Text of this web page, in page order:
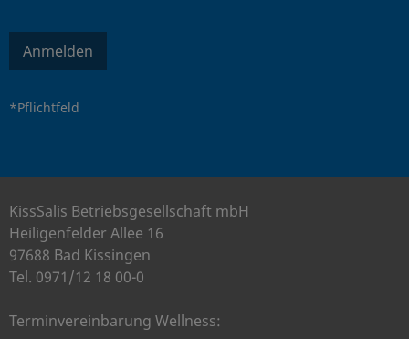
Anmelden
*Pflichtfeld
KissSalis Betriebsgesellschaft mbH
Heiligenfelder Allee 16
97688 Bad Kissingen
Tel. 0971/12 18 00-0
Terminvereinbarung Wellness: